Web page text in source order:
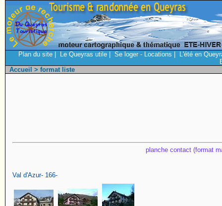
Plan du site Le Queyras utile Se loger - Locations
L'été en
Accueil > format liste
planche contact (format
Val d'Azur- 166-